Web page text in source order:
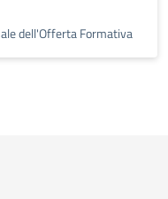
dell'Offerta Formativa